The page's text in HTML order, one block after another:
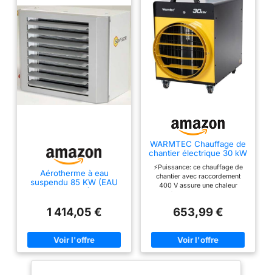
Aérotherme à eau
suspendu 85 KW (EAU
90°C/AIR 12°C) CALIS
1 414,05 €
WARMTEC Chauffage de
chantier électrique 30 kW
400V robuste pour atelier
et garage - Radiateur
soufflant en acier avec
IP24 et contre la
surchauffe
⚡Puissance: ce chauffage de
chantier avec raccordement
400 V assure une chaleur
Grâce à des éléments
économes, vous atteignez la
température cible très
rapidement. 🏗️Robuste pour
653,99 €